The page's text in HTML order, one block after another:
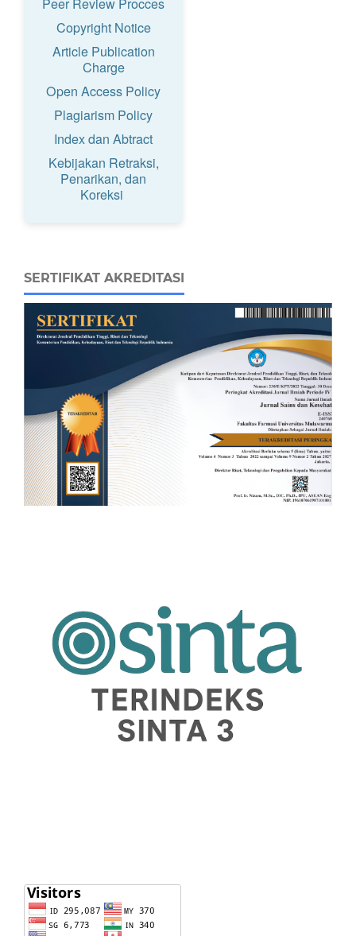
Peer Review Procces
Copyright Notice
Article Publication
Charge
Open Access Policy
Plagiarism Policy
Index dan Abtract
Kebijakan Retraksi,
Penarikan, dan
Koreksi
SERTIFIKAT AKREDITASI